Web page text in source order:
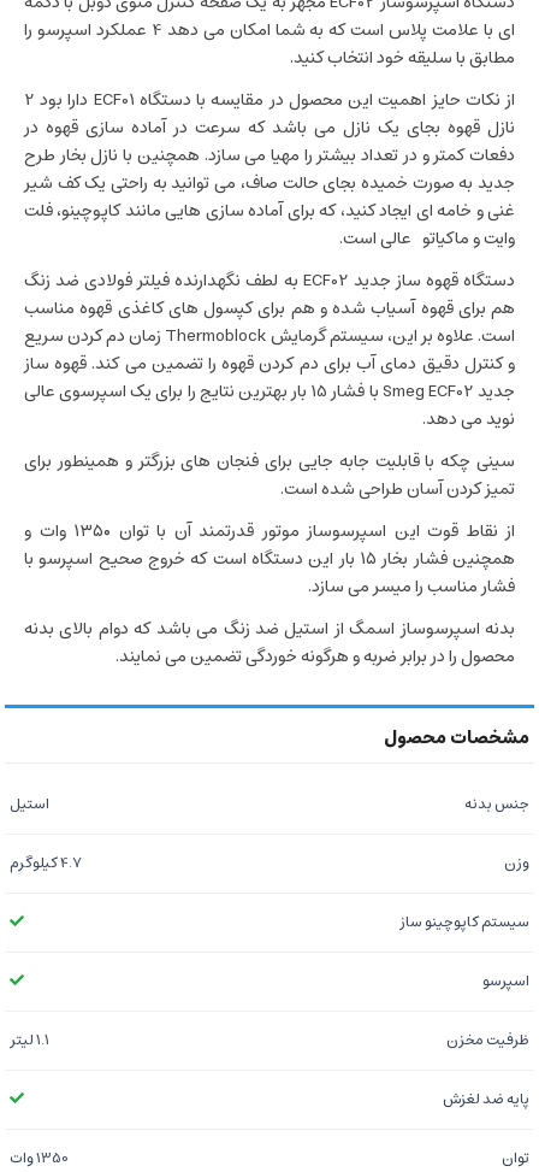
ای با علامت پلاس است که به شما امکان می دهد 4 عملکرد اسپرسو را
مطابق با سلیقه خود انتخاب کنید.
از نکات حایز اهمیت این محصول در مقایسه با دستگاه ECF01 دارا بود 2
نازل قهوه بجای یک نازل می باشد که سرعت در آماده سازی قهوه در
دفعات کمتر و در تعداد بیشتر را مهیا می سازد. همچنین با نازل بخار طرح
جدید به صورت خمیده بجای حالت صاف، می توانید به راحتی یک کف شیر
غنی و خامه ای ایجاد کنید، که برای آماده سازی هایی مانند کاپوچینو، فلت
وایت و ماکیاتو عالی است.
دستگاه قهوه ساز جدید ECF02 به لطف نگهدارنده فیلتر فولادی ضد زنگ
هم برای قهوه آسیاب شده و هم برای کپسول های کاغذی قهوه مناسب
است. علاوه بر این، سیستم گرمایش Thermoblock زمان دم کردن سریع
و کنترل دقیق دمای آب برای دم کردن قهوه را تضمین می کند. قهوه ساز
جدید Smeg ECF02 با فشار 15 بار بهترین نتایج را برای یک اسپرسوی عالی
نوید می دهد.
سینی چکه با قابلیت جابه جایی برای فنجان های بزرگتر و همینطور برای
تمیز کردن آسان طراحی شده است.
از نقاط قوت این اسپرسوساز موتور قدرتمند آن با توان ۱۳۵۰ وات و
همچنین فشار بخار ۱۵ بار این دستگاه است که خروج صحیح اسپرسو با
فشار مناسب را میسر می سازد.
بدنه اسپرسوساز اسمگ از استیل ضد زنگ می باشد که دوام بالای بدنه
محصول را در برابر ضربه و هرگونه خوردگی تضمین می نمایند.
جنس بدنه استیل
وزن 4.7 کیلوگرم
سیستم کاپوچینو ساز
اسپرسو
ظرفیت مخزن ۱.۱ لیتر
پایه ضد لغزش
توان 1350 وات